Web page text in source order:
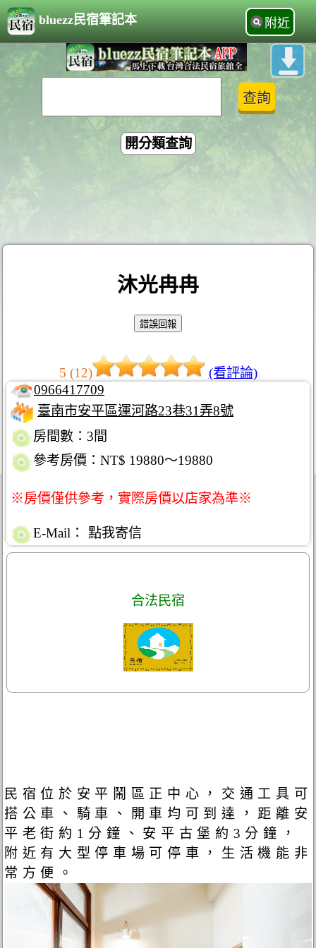
bluezz民宿筆記本 附近
開分類查詢
沐光冉冉
5 (12)
(看評論)
0966417709
臺南市安平區運河路23巷31弄8號
房間數：3間
參考房價：NT$ 19880～19880
※房價僅供參考，實際房價以店家為準※
E-Mail： 點我寄信
合法民宿
民宿位於安平鬧區正中心，交通工具可
搭公車、騎車、開車均可到達，距離安
平老街約1分鐘、安平古堡約3分鐘，
附近有大型停車場可停車，生活機能非
常方便。